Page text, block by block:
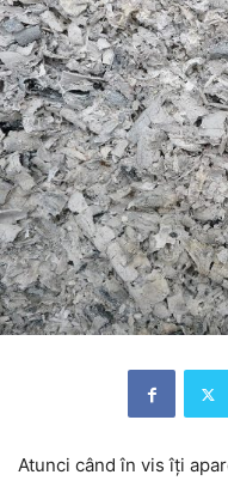
Atunci când în vis îți